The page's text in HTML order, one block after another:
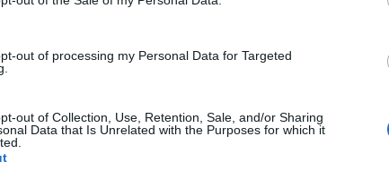
out of processing my Personal Data for Targeted
out of Collection, Use, Retention, Sale, and/or Sharing
Data that Is Unrelated with the Purposes for which it